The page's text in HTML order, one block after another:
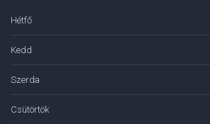
Hétfő
Kedd
Szerda
Csütörtök